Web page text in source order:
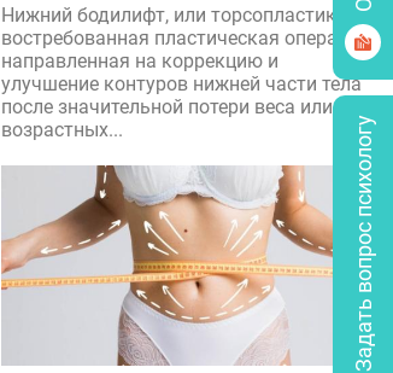
Нижний бодилифт, или торсопластика, —
востребованная пластическая операция,
направленная на коррекцию и
улучшение контуров нижней части тела
после значительной потери веса или
возрастных...
Задать вопрос психологу